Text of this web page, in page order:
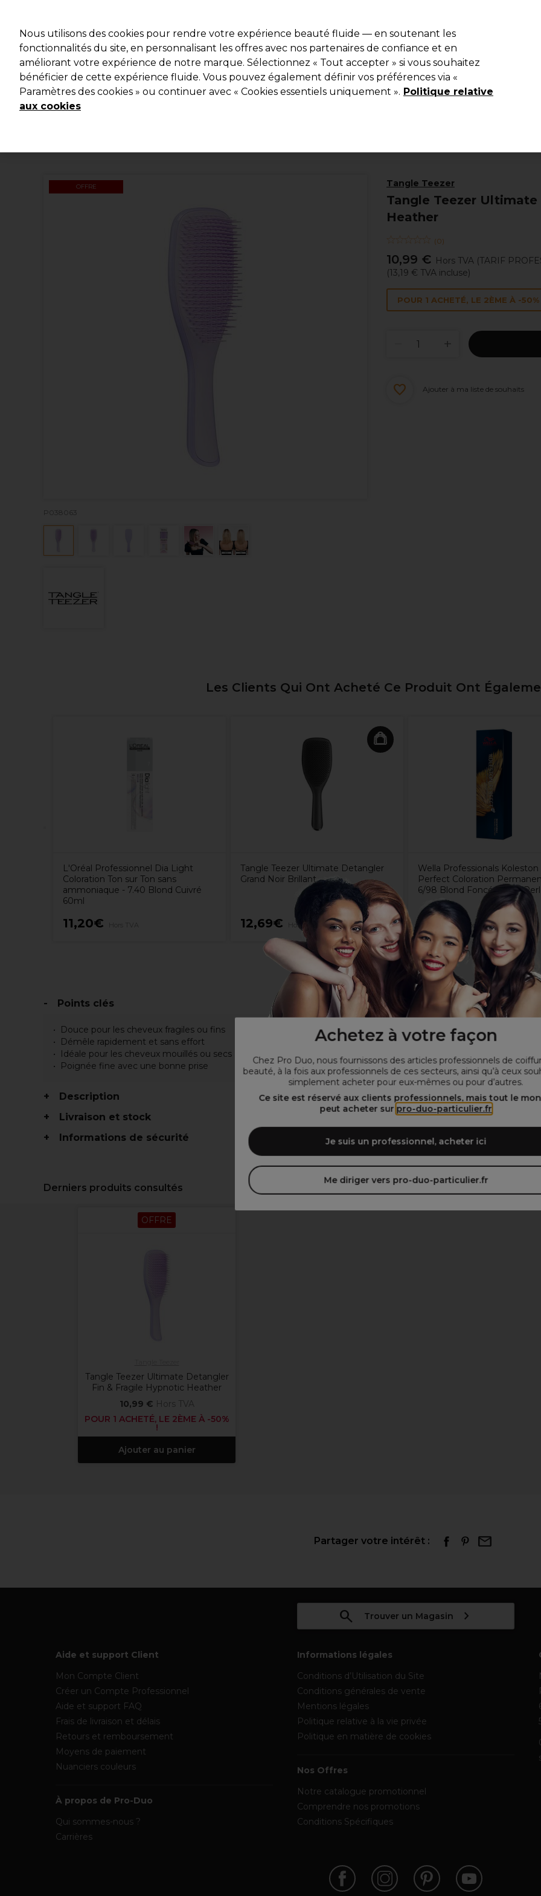
Achetez à votre façon
Chez Pro Duo, nous fournissons des articles professionnels de
beauté, à la fois aux professionnels de ces secteurs, ainsi qu’à ceux
simplement acheter pour eux-mêmes ou pour d’autres.
Ce site est réservé aux clients professionnels, mais tout le
peut acheter sur pro-duo-particulier.fr
Je suis un professionnel, acheter ici
Me diriger vers pro-duo-particulier.fr
Rechercher
Marques
Bons plans Coiffure Electro et Matériel Equipement de salon Beauté Hommes
Livraison et délais
Tangle Teezer
Tangle Teezer
Heather
(0)
10,99 € Hors TVA (TARIF
(13,19 € TVA incluse)
OFFRE
P038063
POUR 1 ACHETÉ, LE 2ÈME À -50%
Ajouter à ma liste de souhaits
Les Clients Qui Ont Acheté Ce Produit Ont
L'Oréal Professionnel Dia Light
Coloration Ton sur Ton sans
ammoniaque - 7.40 Blond Cuivré
60ml
11,20€
Tangle Teezer Ultimate Detangler
Grand Noir Brillant
12,69€ Hors TVA
Wella Professionals Koleston
Perfect Coloration
6/98 Blond Foncé Fumé
12,10€ Hors TVA
Points clés
Douce pour les cheveux fragiles ou fins
Démêle rapidement et sans effort
Idéale pour les cheveux mouillés ou secs
Poignée fine avec une bonne prise
Description
Livraison et stock
Informations de sécurité
Derniers produits consultés
OFFRE
Tangle Teezer Ultimate Detangler
Fin & Fragile Hypnotic Heather
10,99 € Hors TVA
POUR 1 ACHETÉ, LE 2ÈME À -50%
!
Ajouter au panier
Partager votre intérêt :
Trouver un Magasin
Aide et support Client
Mon Compte Client
Créer un Compte Professionnel
Aide et support FAQ
Frais de livraison et délais
Retours et remboursement
Moyens de paiement
Nuanciers couleurs
À propos de Pro-Duo
Qui sommes-nous ?
Carrières
Informations légales
Conditions d’Utilisation du Site
Conditions générales de vente
Mentions légales
Politique relative à la vie privée
Politique en matière de cookies
Nos Offres
Notre catalogue promotionnel
Comprendre nos promotions
Conditions Spécifiques
Nous utilisons des cookies pour rendre votre expérience beauté fluide — en soutenant les
fonctionnalités du site, en personnalisant les offres avec nos partenaires de confiance et en
améliorant votre expérience de notre marque. Sélectionnez « Tout accepter » si vous souhaitez
bénéficier de cette expérience fluide. Vous pouvez également définir vos préférences via «
Paramètres des cookies » ou continuer avec « Cookies essentiels uniquement ». Politique relative
aux cookies